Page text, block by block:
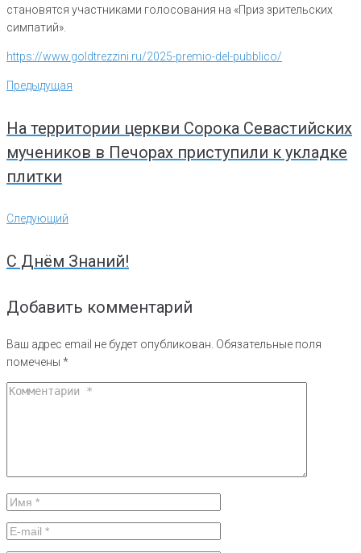
становятся участниками голосования на «Приз зрительских
симпатий».
https://www.goldtrezzini.ru/2025-premio-del-pubblico/
Навигация
по
Предыдущая
Предыдущая
На территории церкви Сорока Севастийских
мучеников в Печорах приступили к укладке
плитки
Следующий
Следующий
С Днём Знаний!
Добавить комментарий
Ваш адрес email не будет опубликован. Обязательные поля
помечены *